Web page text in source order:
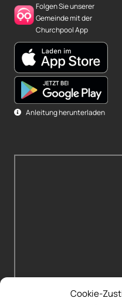
Cookie-
Folgen Sie unserer
Gemeinde mit der
Churchpool App
Anleitung herunterladen